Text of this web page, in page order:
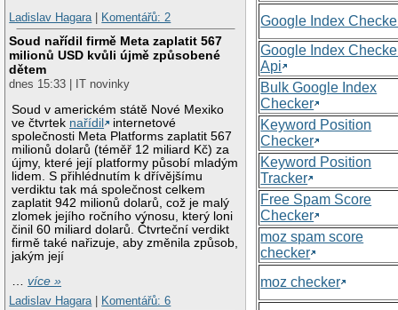
Ladislav Hagara| Komentářů: 2
Soud nařídil firmě Meta zaplatit 567
milionů USD kvůli újmě způsobené
dětem
dnes 15:33 | IT novinky
Soud v americkém státě Nové Mexiko
ve čtvrtek nařídil
internetové
společnosti Meta Platforms zaplatit 567
milionů dolarů (téměř 12 miliard Kč) za
újmy, které její platformy působí mladým
lidem. S přihlédnutím k dřívějšímu
verdiktu tak má společnost celkem
zaplatit 942 milionů dolarů, což je malý
zlomek jejího ročního výnosu, který loni
činil 60 miliard dolarů. Čtvrteční verdikt
firmě také nařizuje, aby změnila způsob,
jakým její
…více »
Ladislav Hagara
Komentářů: 6
Google Index
Google Index
Api
Bulk Google Index
Checker
Keyword Position
Checker
Keyword Position
Tracker
Free Spam Score
Checker
moz spam score
checker
moz checker